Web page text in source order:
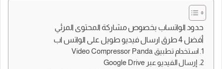
حدود الواتساب بخصوص مشاركة المحتوى المرئي
أفضل 4 طرق ارسال فيديو طويل على الواتس اب
1. استخدام تطبيق Video Compressor Panda
2. إرسال الفيديو عبر Google Drive